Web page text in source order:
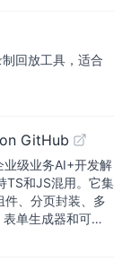
回放工具，适合
GitHub
级业务AI+开发解
TS和JS混用。它集
件、分页封装、多
表单生成器和可…